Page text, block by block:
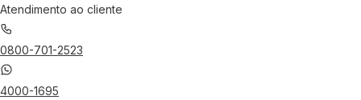
Atendimento ao cliente
0800-701-2523
4000-1695